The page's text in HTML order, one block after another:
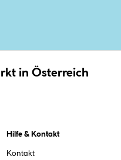
in Österreich
Hilfe & Kontakt
Kontakt